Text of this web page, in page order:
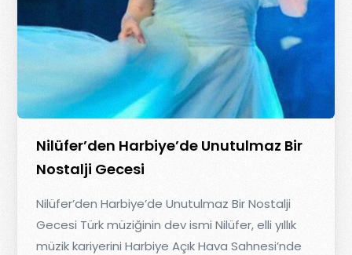
Nilüfer’den Harbiye’de Unutulmaz Bir
Nostalji Gecesi
Nilüfer’den Harbiye’de Unutulmaz Bir Nostalji
Gecesi Türk müziğinin dev ismi Nilüfer, elli yıllık
müzik kariyerini Harbiye Açık Hava Sahnesi’nde